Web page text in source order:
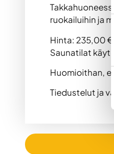
ruokailuihin ja
Hinta: 235,00 €
Saunatilat
Huomioithan,
Tiedustelut ja